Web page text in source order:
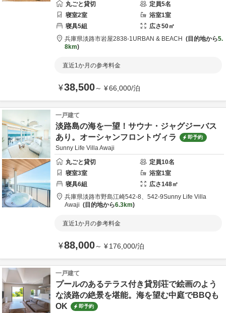
丸ごと貸切 定員5名
寝室2室 浴室1室
寝具5組 広さ50㎡
兵庫県淡路市岩屋2838-1URBAN & BEACH 目的地から5.
8km
直近1か月の参考料金
¥38,500～ ¥66,000/泊
一戸建て
淡路島の海を一望！サウナ・ジャグジーバス
あり。オーシャンフロントヴィラ
即予約
Sunny Life Villa Awaji
丸ごと貸切
定員10名
寝室3室 浴室1室
寝具6組 広さ148㎡
兵庫県淡路市野島江崎542-8、542-9Sunny Life Villa
Awaji
目的地から6.3km
直近1か月の参考料金
¥88,000～ ¥176,000/泊
一戸建て
プールのあるテラス付き貸別荘で絵画のよう
な淡路の絶景を堪能。海を望む中庭でBBQも
OK
即予約